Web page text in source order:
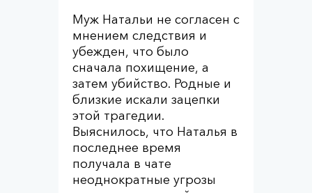
Муж Натальи не согласен с
мнением следствия и
убежден, что было
сначала похищение, а
затем убийство. Родные и
близкие искали зацепки
этой трагедии.
Выяснилось, что Наталья в
последнее время
получала в чате
неоднократные угрозы